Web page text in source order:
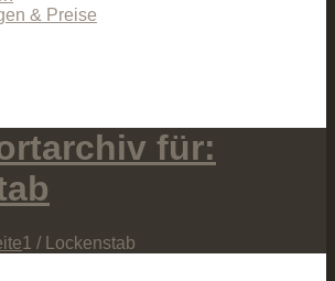
& Preise
für:
1 / Lockenstab